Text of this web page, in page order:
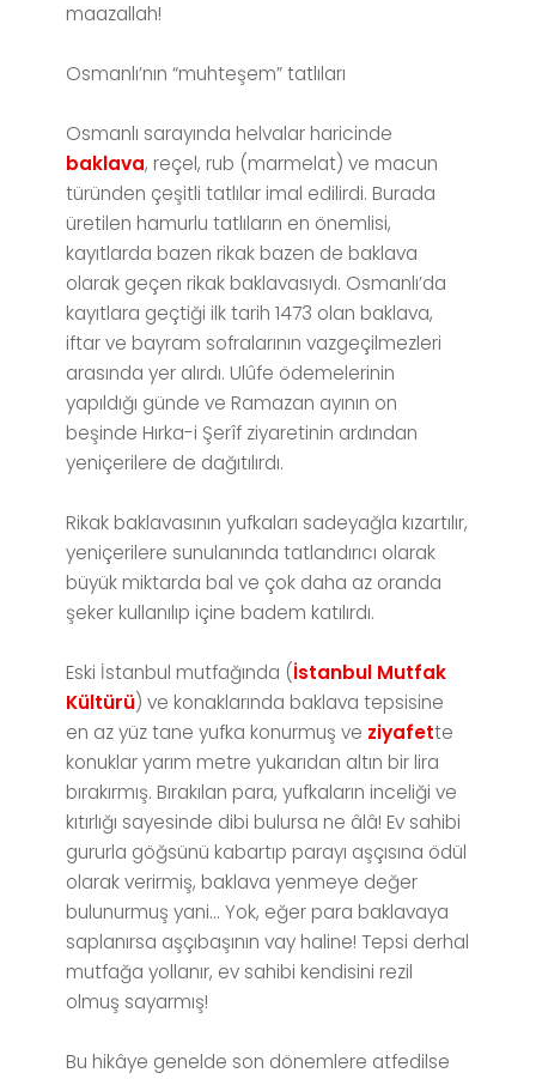
maazallah!
Osmanlı’nın “muhteşem” tatlıları
Osmanlı sarayında helvalar haricinde
baklava, reçel, rub (marmelat) ve macun
türünden çeşitli tatlılar imal edilirdi. Burada
üretilen hamurlu tatlıların en önemlisi,
kayıtlarda bazen rikak bazen de baklava
olarak geçen rikak baklavasıydı. Osmanlı’da
kayıtlara geçtiği ilk tarih 1473 olan baklava,
iftar ve bayram sofralarının vazgeçilmezleri
arasında yer alırdı. Ulûfe ödemelerinin
yapıldığı günde ve Ramazan ayının on
beşinde Hırka-i Şerîf ziyaretinin ardından
yeniçerilere de dağıtılırdı.
Rikak baklavasının yufkaları sadeyağla kızartılır,
yeniçerilere sunulanında tatlandırıcı olarak
büyük miktarda bal ve çok daha az oranda
şeker kullanılıp içine badem katılırdı.
Eski İstanbul mutfağında (İstanbul Mutfak
Kültürü) ve konaklarında baklava tepsisine
en az yüz tane yufka konurmuş ve ziyafette
konuklar yarım metre yukarıdan altın bir lira
bırakırmış. Bırakılan para, yufkaların inceliği ve
kıtırlığı sayesinde dibi bulursa ne âlâ! Ev sahibi
gururla göğsünü kabartıp parayı aşçısına ödül
olarak verirmiş, baklava yenmeye değer
bulunurmuş yani… Yok, eğer para baklavaya
saplanırsa aşçıbaşının vay haline! Tepsi derhal
mutfağa yollanır, ev sahibi kendisini rezil
olmuş sayarmış!
Bu hikâye genelde son dönemlere atfedilse